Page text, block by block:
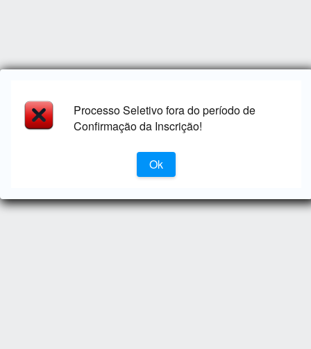
Processo Seletivo fora do período de
Confirmação da Inscrição!
Ok